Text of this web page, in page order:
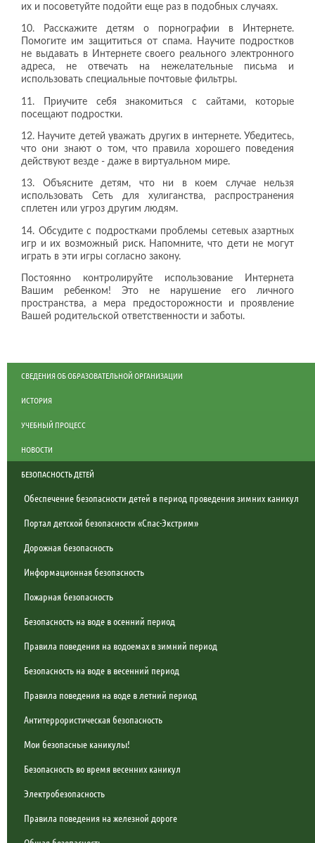
их и посоветуйте подойти еще раз в подобных случаях.
10. Расскажите детям о порнографии в Интернете.
Помогите им защититься от спама. Научите подростков
не выдавать в Интернете своего реального электронного
адреса, не отвечать на нежелательные письма и
использовать специальные почтовые фильтры.
11. Приучите себя знакомиться с сайтами, которые
посещают подростки.
12. Научите детей уважать других в интернете. Убедитесь,
что они знают о том, что правила хорошего поведения
действуют везде - даже в виртуальном мире.
13. Объясните детям, что ни в коем случае нельзя
использовать Сеть для хулиганства, распространения
сплетен или угроз другим людям.
14. Обсудите с подростками проблемы сетевых азартных
игр и их возможный риск. Напомните, что дети не могут
играть в эти игры согласно закону.
Постоянно контролируйте использование Интернета
Вашим ребенком! Это не нарушение его личного
пространства, а мера предосторожности и проявление
Вашей родительской ответственности и заботы.
СВЕДЕНИЯ ОБ ОБРАЗОВАТЕЛЬНОЙ ОРГАНИЗАЦИИ
ИСТОРИЯ
УЧЕБНЫЙ ПРОЦЕСС
НОВОСТИ
БЕЗОПАСНОСТЬ ДЕТЕЙ
Обеспечение безопасности детей в период проведения зимних каникул
Портал детской безопасности «Спас-Экстрим»
Дорожная безопасность
Информационная безопасность
Пожарная безопасность
Безопасность на воде в осенний период
Правила поведения на водоемах в зимний период
Безопасность на воде в весенний период
Правила поведения на воде в летний период
Антитеррористическая безопасность
Мои безопасные каникулы!
Безопасность во время весенних каникул
Электробезопасность
Правила поведения на железной дороге